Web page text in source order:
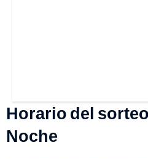
Horario del
Noche